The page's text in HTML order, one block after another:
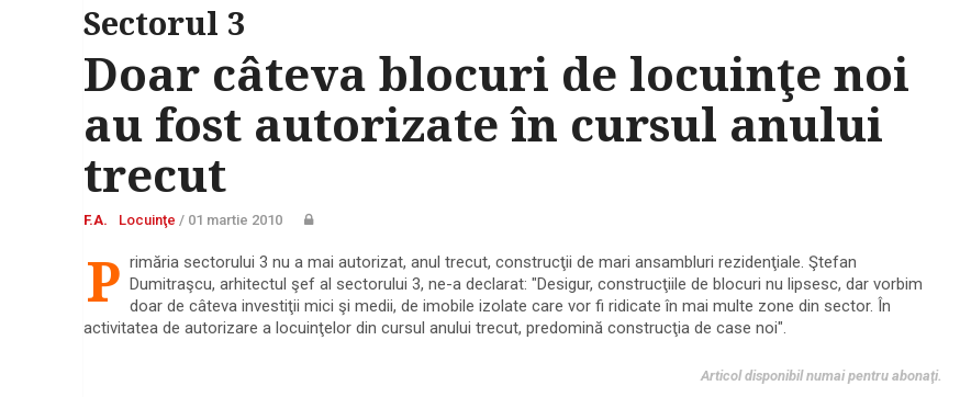
Sectorul 3
Doar câteva blocuri de locuinţe noi
au fost autorizate în cursul anului
trecut
F.A. Locuinţe / 01 martie 2010
P rimăria sectorului 3 nu a mai autorizat, anul trecut, construcţii de mari ansambluri rezidenţiale. Ştefan
Dumitraşcu, arhitectul şef al sectorului 3, ne-a declarat: "Desigur, construcţiile de blocuri nu lipsesc, dar vorbim
doar de câteva investiţii mici şi medii, de imobile izolate care vor fi ridicate în mai multe zone din sector. În
activitatea de autorizare a locuinţelor din cursul anului trecut, predomină construcţia de case noi".
Articol disponibil numai pentru abonaţi.